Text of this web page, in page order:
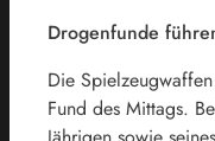
Drogenfunde
Die
Fund des Mittags.